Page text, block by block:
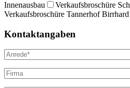
Innenausbau
Verkaufsbroschüre
Verkaufsbroschüre Tannerhof
Kontaktangaben